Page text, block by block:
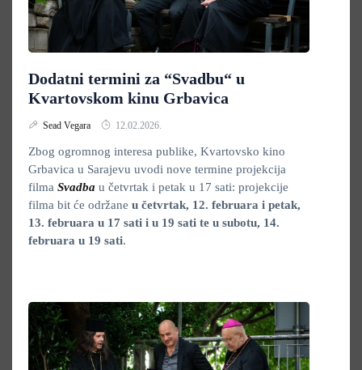
Dodatni termini za “Svadbu“ u
Kvartovskom kinu Grbavica
Sead Vegara 12.02.2026.
Zbog ogromnog interesa publike, Kvartovsko kino
Grbavica u Sarajevu uvodi nove termine projekcija
filma Svadba u četvrtak i petak u 17 sati: projekcije
filma bit će održane u četvrtak, 12. februara i petak,
13. februara u 17 sati i u 19 sati te u subotu, 14.
februara u 19 sati.